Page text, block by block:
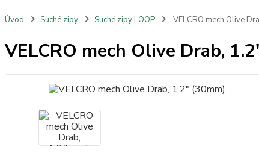
Úvod Suché zipy Suché zipy LOOP VELCRO mech Olive
VELCRO mech Olive Drab,